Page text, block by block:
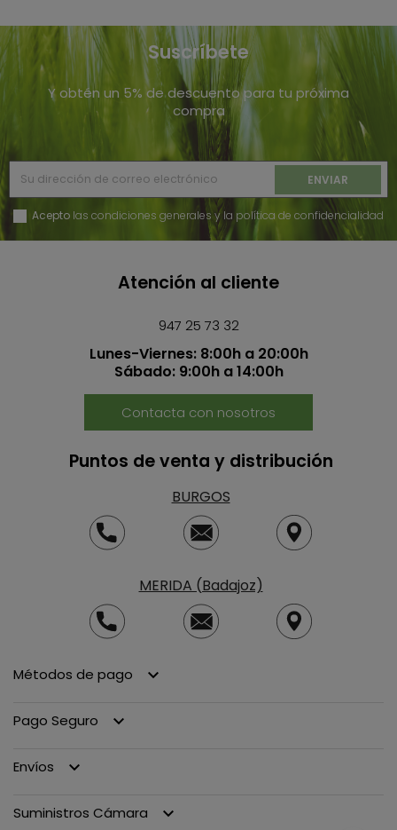
Suscríbete
Y obtén un 5% de descuento para tu próxima
compra
Acepto las condiciones generales y la política de confidencialidad
Atención al cliente
947 25 73 32
Lunes-Viernes: 8:00h a 20:00h
Sábado: 9:00h a 14:00h
Contacta con nosotros
Puntos de venta y distribución
BURGOS
MERIDA (Badajoz)
Métodos de pago keyboard_arrow_down
Pago Seguro keyboard_arrow_down
Envíos keyboard_arrow_down
Suministros Cámara keyboard_arrow_down